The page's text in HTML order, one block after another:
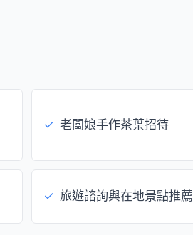
✓ 老闆娘手作茶葉招待
✓ 旅遊諮詢與在地景點推薦